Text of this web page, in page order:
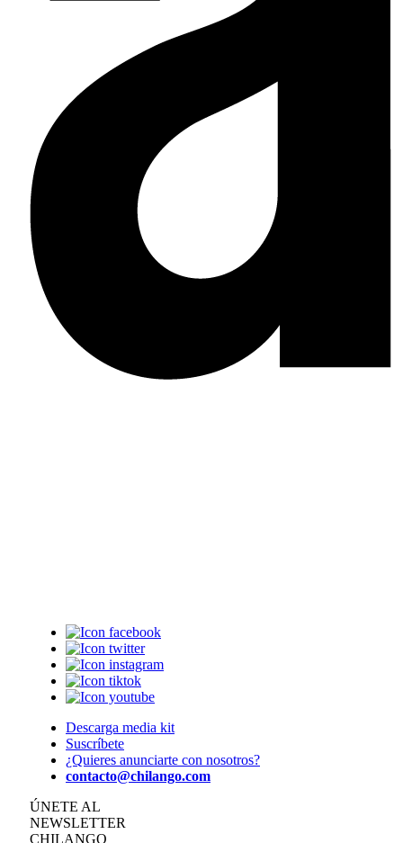
Descarga media kit
Suscríbete
¿Quieres anunciarte con nosotros?
contacto@chilango.com
ÚNETE AL
NEWSLETTER
CHILANGO